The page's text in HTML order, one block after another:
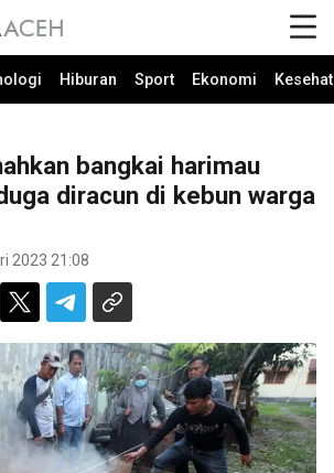
Hiburan Sport Ekonomi
bangkai harimau
diracun di kebun warga
2023 21:08